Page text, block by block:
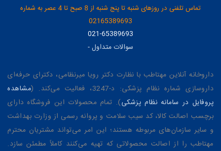
تماس تلفنی در روزهای شنبه تا پنج شنبه از 8 صبح تا 4 عصر به شماره
02165389693
021-65389693
سوالات متداول-
داروخانه آنلاین مهتاطب با نظارت دکتر رویا میرنظامی، دکترای حرفه‌ای
داروسازی شماره نظام پزشکی: د-3247، فعالیت می‌کند. (
مشاهده
پروفایل در سامانه نظام پزشکی). تمام محصولات این فروشگاه دارای
برچسب اصالت کالا، کد سیب سلامت و پروانه رسمی از وزارت بهداشت
و سایر سازمان‌های مربوطه هستند؛ این امر می‌تواند مشتریان محترم
مهتاطب را از اصالت محصولاتی که تهیه می‌کنند کاملاً مطمئن سازد.